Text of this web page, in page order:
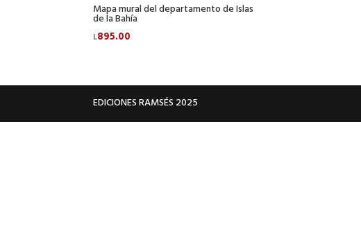
Mapa mural del departamento de Islas
de la Bahía
L895.00
EDICIONES RAMSÉS 2025